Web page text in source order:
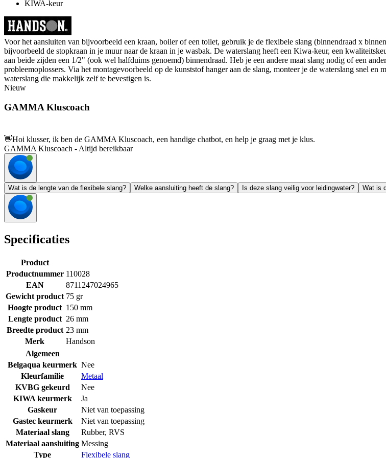
KIWA-keur
Voor het aansluiten van bijvoorbeeld een kraan, boiler of een toilet, gebruik je de flexibele slang (binnendraad x
bijvoorbeeld de stopkraan in je muur naar de kraan in je wasbak. De waterslang heeft een Kiwa-keur, een
aan beide zijden een 1/2" (ook wel halfduims genoemd) binnendraad. Heb je een andere maat slang nodig of een
probleemoplossers. Via het montagevoorbeeld op de kunststof hanger aan de slang, monteer je de waterslang snel
waterslang die makkelijk zelf te bevestigen is.
Nieuw
GAMMA Kluscoach
👋Hoi klusser, ik ben de GAMMA Kluscoach, een handige chatbot, en help je graag met je klus.
GAMMA Kluscoach - Altijd bereikbaar
Wat is de lengte van de flexibele slang? Welke aansluiting heeft de slang? Is deze slang veilig voor leidingwater? Wat is
Specificaties
Product
Productnummer 110028
EAN
8711247024965
Gewicht product 75 gr
Hoogte product 150 mm
Lengte product 26 mm
Breedte product 23 mm
Merk
Handson
Algemeen
Belgaqua keurmerk Nee
Kleurfamilie
Metaal
KVBG gekeurd
Nee
KIWA keurmerk
Ja
Gaskeur
Niet van toepassing
Gastec keurmerk
Niet van toepassing
Materiaal slang
Rubber, RVS
Materiaal aansluiting Messing
Type
Flexibele slang